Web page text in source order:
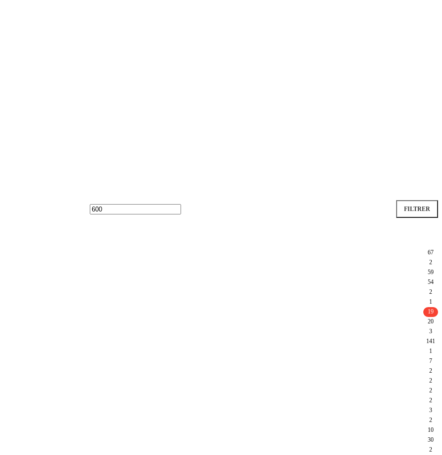
FILTRER
67
2
59
54
2
1
19
20
3
141
1
7
2
2
2
2
3
2
10
30
2